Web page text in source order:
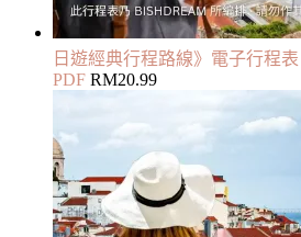
日遊經典行程路線》電子行程表
PDF RM20.99